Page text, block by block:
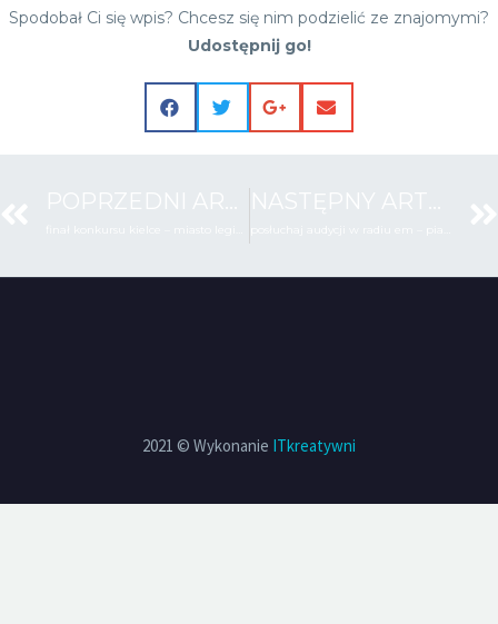
Spodobał Ci się wpis? Chcesz się nim podzielić ze znajomymi?
Udostępnij go!
2021 © Wykonanie ITkreatywni